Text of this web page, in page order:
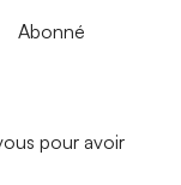
Abonné
pour avoir